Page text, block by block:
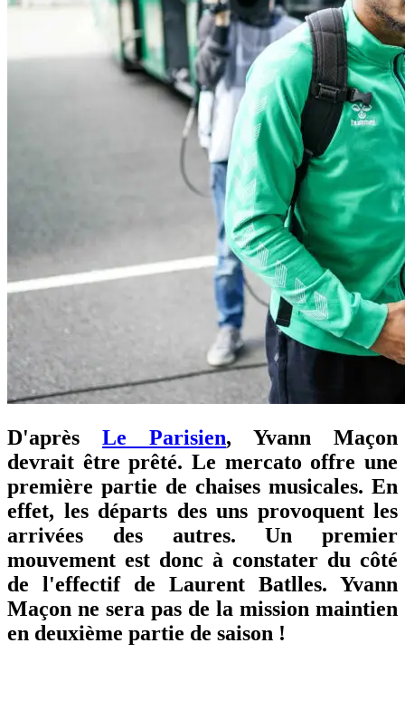
D'après Le Parisien, Yvann Maçon
devrait être prêté. Le mercato offre une
première partie de chaises musicales. En
effet, les départs des uns provoquent les
arrivées des autres. Un premier
mouvement est donc à constater du côté
de l'effectif de Laurent Batlles. Yvann
Maçon ne sera pas de la mission maintien
en deuxième partie de saison !